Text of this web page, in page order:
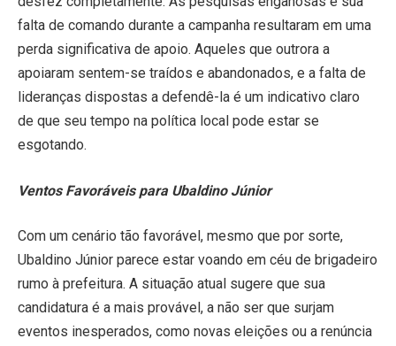
falta de comando durante a campanha resultaram em uma
perda significativa de apoio. Aqueles que outrora a
apoiaram sentem-se traídos e abandonados, e a falta de
lideranças dispostas a defendê-la é um indicativo claro
de que seu tempo na política local pode estar se
esgotando.
Ventos Favoráveis para Ubaldino Júnior
Com um cenário tão favorável, mesmo que por sorte,
Ubaldino Júnior parece estar voando em céu de brigadeiro
rumo à prefeitura. A situação atual sugere que sua
candidatura é a mais provável, a não ser que surjam
eventos inesperados, como novas eleições ou a renúncia